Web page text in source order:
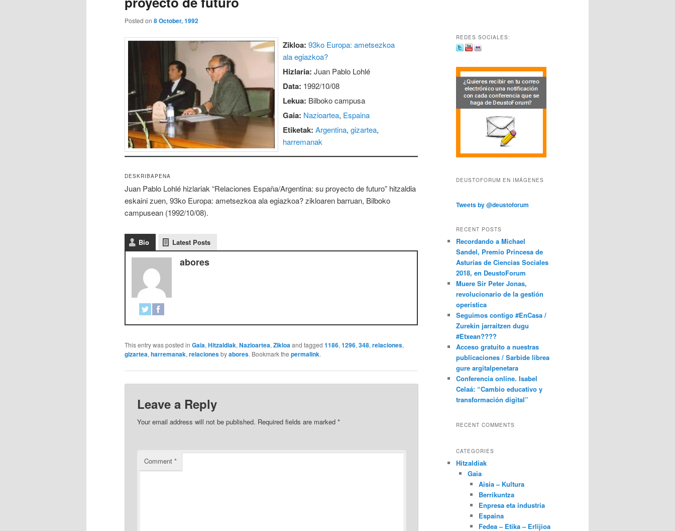
Posted on 8 October, 1992
Zikloa: 93ko Europa: ametsezkoa
ala egiazkoa?
Hizlaria: Juan Pablo Lohlé
Data: 1992/10/08
Lekua: Bilboko campusa
Gaia: Nazioartea, Espaina
Etiketak: Argentina,gizartea,
harremanak
DESKRIBAPENA
Juan Pablo Lohlé hizlariak “Relaciones España/Argentina: su proyecto de futuro” hitzaldia
eskaini zuen, 93ko Europa: ametsezkoa ala egiazkoa? zikloaren barruan, Bilboko
campusean (1992/10/08).
Bio Latest Posts
abores
This entry was posted in Gaia, Hitzaldiak, Nazioartea, Zikloaand tagged 1186, 1296, 348, relaciones,
gizartea, harremanak, relacionesbyabores. Bookmark the permalink.
Leave a Reply
Your email address will not be published. Required fields are marked*
Comment*
REDES SOCIALES:
DEUSTOFORUM EN IMÁGENES
Tweets by @deustoforum
RECENT POSTS
Recordando a Michael
Sandel, Premio Princesa de
Asturias de Ciencias Sociales
2018, en DeustoForum
Muere Sir Peter Jonas,
revolucionario de la gestión
operística
Seguimos contigo #EnCasa /
Zurekin jarraitzen dugu
#Etxean????
Acceso gratuito a nuestras
publicaciones / Sarbide librea
gure argitalpenetara
Conferencia online. Isabel
Celaá: “Cambio educativo y
transformación digital”
RECENT COMMENTS
CATEGORIES
Hitzaldiak
Gaia
Aisia – Kultura
Berrikuntza
Enpresa eta industria
Espaina
Fedea – Etika – Erlijioa